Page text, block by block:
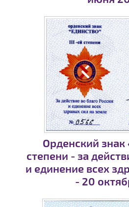
Орденский знак
степени - за
и единение всех
- 20